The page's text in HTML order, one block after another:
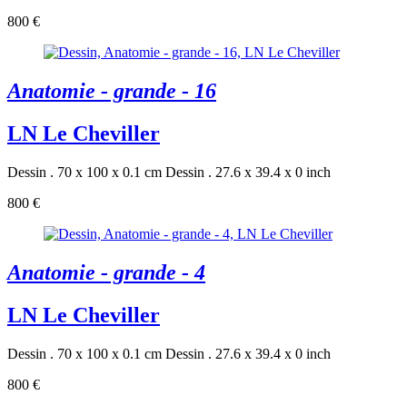
800 €
Anatomie - grande - 16
LN Le Cheviller
Dessin . 70 x 100 x 0.1 cm Dessin . 27.6 x 39.4 x 0 inch
800 €
Anatomie - grande - 4
LN Le Cheviller
Dessin . 70 x 100 x 0.1 cm Dessin . 27.6 x 39.4 x 0 inch
800 €